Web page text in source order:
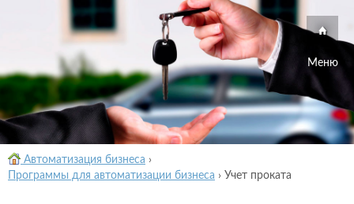
Меню
Автоматизация бизнеса ›
Программы для автоматизации бизнеса › Учет проката